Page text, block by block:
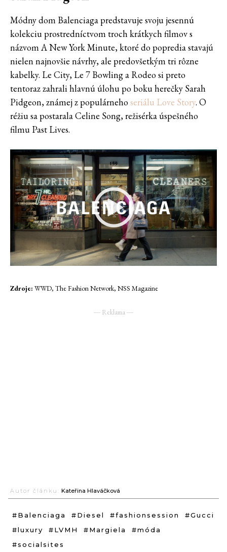
Módny dom Balenciaga predstavuje svoju jesennú
kolekciu prostredníctvom troch krátkych filmov s
názvom A New York Minute, ktoré do popredia stavajú
nielen najnovšie návrhy, ale predovšetkým tri rôzne
kabelky. Le City, Le 7 Bowling a Rodeo si preto
tentoraz zahrali hlavnú úlohu po boku herečky Sarah
Pidgeon, známej z populárnehoseriálu Love Story. O
réžiu sa postarala Celine Song, režisérka úspešného
filmu Past Lives.
Zdroje: WWD, The Fashion Network, NSS Magazine
― Reklama ―
Autor článku: Kateřina Hlaváčková
#Balenciaga #Diesel #fashionsession
#Gucci
#luxury
#LVMH #Margiela
#móda
#socialsites